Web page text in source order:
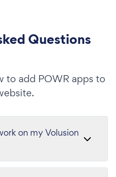
Questions
to add POWR apps to
on my Volusion